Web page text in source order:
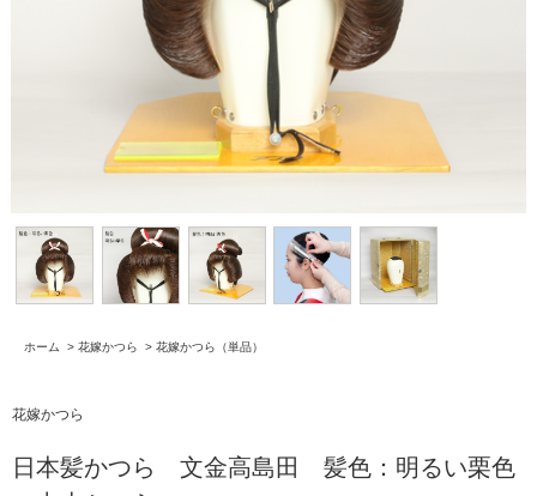
ホーム > 花嫁かつら > 花嫁かつら（単品）
花嫁かつら
日本髪かつら 文金高島田 髪色：明るい栗色